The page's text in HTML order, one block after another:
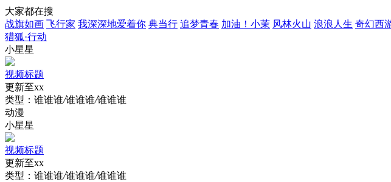
大家都在搜
战旗如画 飞行家 我深深地爱着你 典当行 追梦青春 加油！小茉 风林火山 浪浪人生 奇幻西
猎狐·行动
小星星
视频标题
更新至xx
类型： 谁谁谁/谁谁谁/谁谁谁
动漫
小星星
视频标题
更新至xx
类型： 谁谁谁/谁谁谁/谁谁谁